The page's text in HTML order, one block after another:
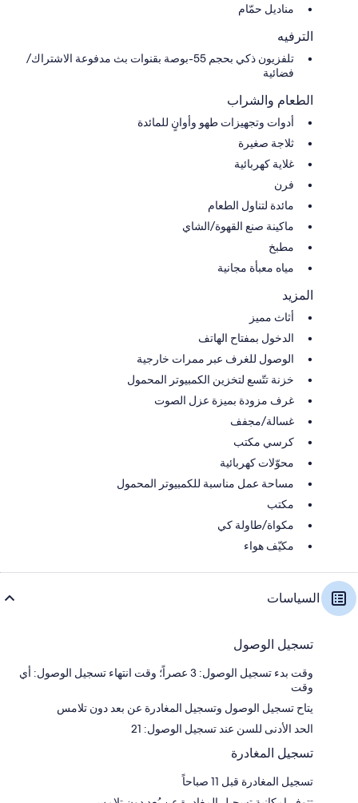
مناديل حمّام
الترفيه
تلفزيون ذكي بحجم 55-بوصة بقنوات بث مدفوعة الاشتراك/
فضائية
الطعام والشراب
أدوات وتجهيزات طهو وأوانٍ للمائدة
ثلاجة صغيرة
غلاية كهربائية
فرن
مائدة لتناول الطعام
ماكينة صنع القهوة/الشاي
مطبخ
مياه معبأة مجانية
المزيد
أثاث مميز
الدخول بمفتاح الهاتف
الوصول للغرف عبر ممرات خارجية
خزنة تتّسع لتخزين الكمبيوتر المحمول
غرف مزودة بميزة عزل الصوت
غسالة/مجفف
كرسي مكتب
محوّلات كهربائية
مساحة عمل مناسبة للكمبيوتر المحمول
مكتب
مكواة/طاولة كي
مكيّف هواء
السياسات
تسجيل الوصول
وقت بدء تسجيل الوصول: 3 عصراً؛ وقت انتهاء تسجيل الوصول: أي
وقت
يتاح تسجيل الوصول وتسجيل المغادرة عن بعد دون تلامس
الحد الأدنى للسن عند تسجيل الوصول: 21
تسجيل المغادرة
تسجيل المغادرة قبل 11 صباحاً